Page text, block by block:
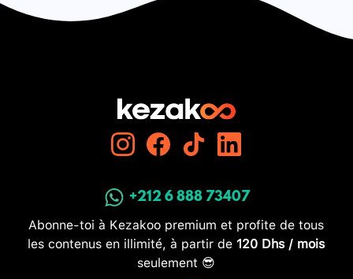
+212 6 888 73407
Abonne-toi à Kezakoo premium et profite de tous
les contenus en illimité, à partir de 120 Dhs / mois
seulement 😎